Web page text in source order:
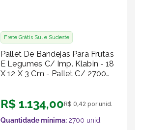
Frete Grátis Sul e Sudeste
Pallet De Bandejas Para Frutas
E Legumes C/ Imp. Klabin - 18
X 12 X 3 Cm - Pallet C/ 2700
R$ 1.134,00R$ 0,42 por unid.
Quantidade mínima: 2700 unid.